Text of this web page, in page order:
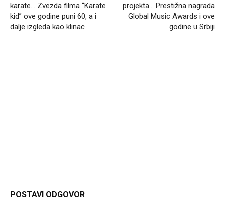
karate… Zvezda filma “Karate
kid” ove godine puni 60, a i
dalje izgleda kao klinac
projekta… Prestižna nagrada
Global Music Awards i ove
godine u Srbiji
POSTAVI ODGOVOR